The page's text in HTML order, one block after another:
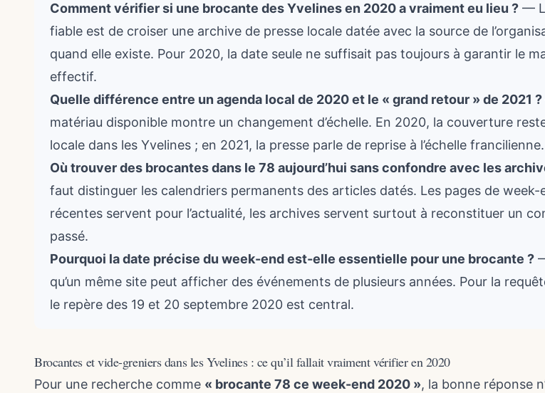
Comment vérifier si une brocante des Yvelines en 2020 a vraiment eu lieu ? —
fiable est de croiser une archive de presse locale datée avec la source de
quand elle existe. Pour 2020, la date seule ne suffisait pas toujours à garantir le
effectif.
Quelle différence entre un agenda local de 2020 et le « grand retour » de 2021 ?
matériau disponible montre un changement d’échelle. En 2020, la couverture
locale dans les Yvelines ; en 2021, la presse parle de reprise à l’échelle francilienne.
Où trouver des brocantes dans le 78 aujourd’hui sans confondre avec les
faut distinguer les calendriers permanents des articles datés. Les pages de week-
récentes servent pour l’actualité, les archives servent surtout à reconstituer un
passé.
Pourquoi la date précise du week-end est-elle essentielle pour une brocante ?
qu’un même site peut afficher des événements de plusieurs années. Pour la
le repère des 19 et 20 septembre 2020 est central.
Brocantes et vide-greniers dans les Yvelines : ce qu’il fallait vraiment vérifier en 2020
Pour une recherche comme « brocante 78 ce week-end 2020 », la bonne réponse